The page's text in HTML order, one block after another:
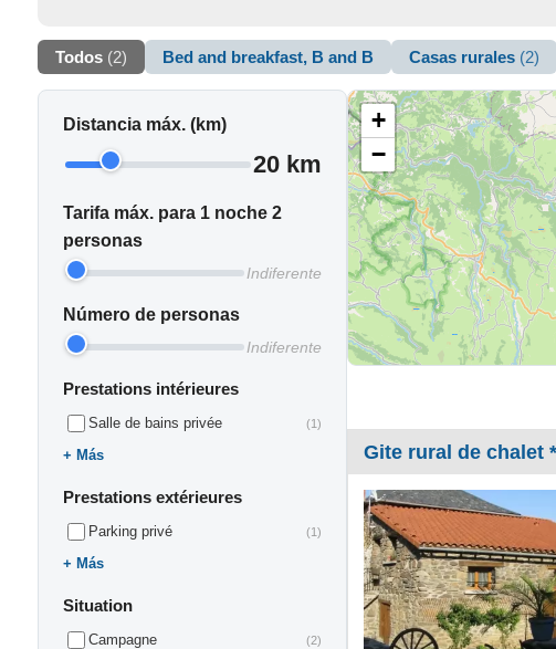
Todos (2) Bed and breakfast, B and B Casas rurales (2)
Distancia máx. (km)
20 km
Tarifa máx. para 1 noche 2
personas
Indiferente
Número de personas
Indiferente
Prestations intérieures
Salle de bains privée (1)
Más
Prestations extérieures
Parking privé (1)
Más
Situation
Campagne (2)
+
−
Gite rural de chalet